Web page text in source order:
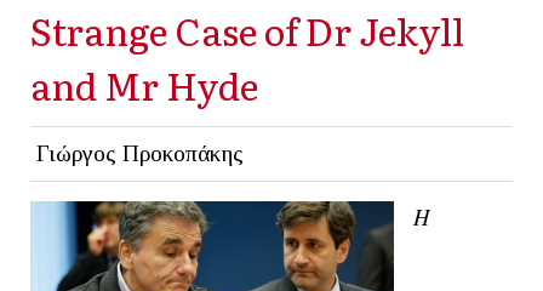
Strange Case of Dr Jekyll
and Mr Hyde
Γιώργος Προκοπάκης
Η